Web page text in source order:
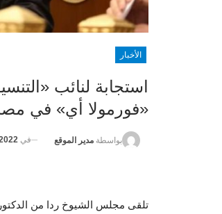
الأخبار
استجابة لنائب
«فورمولا أي» في
بواسطة مدير الموقع في
تلقى مجلس الشيوخ ردا من